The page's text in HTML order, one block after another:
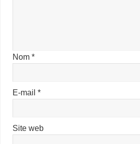
Nom*
E-mail*
Site web